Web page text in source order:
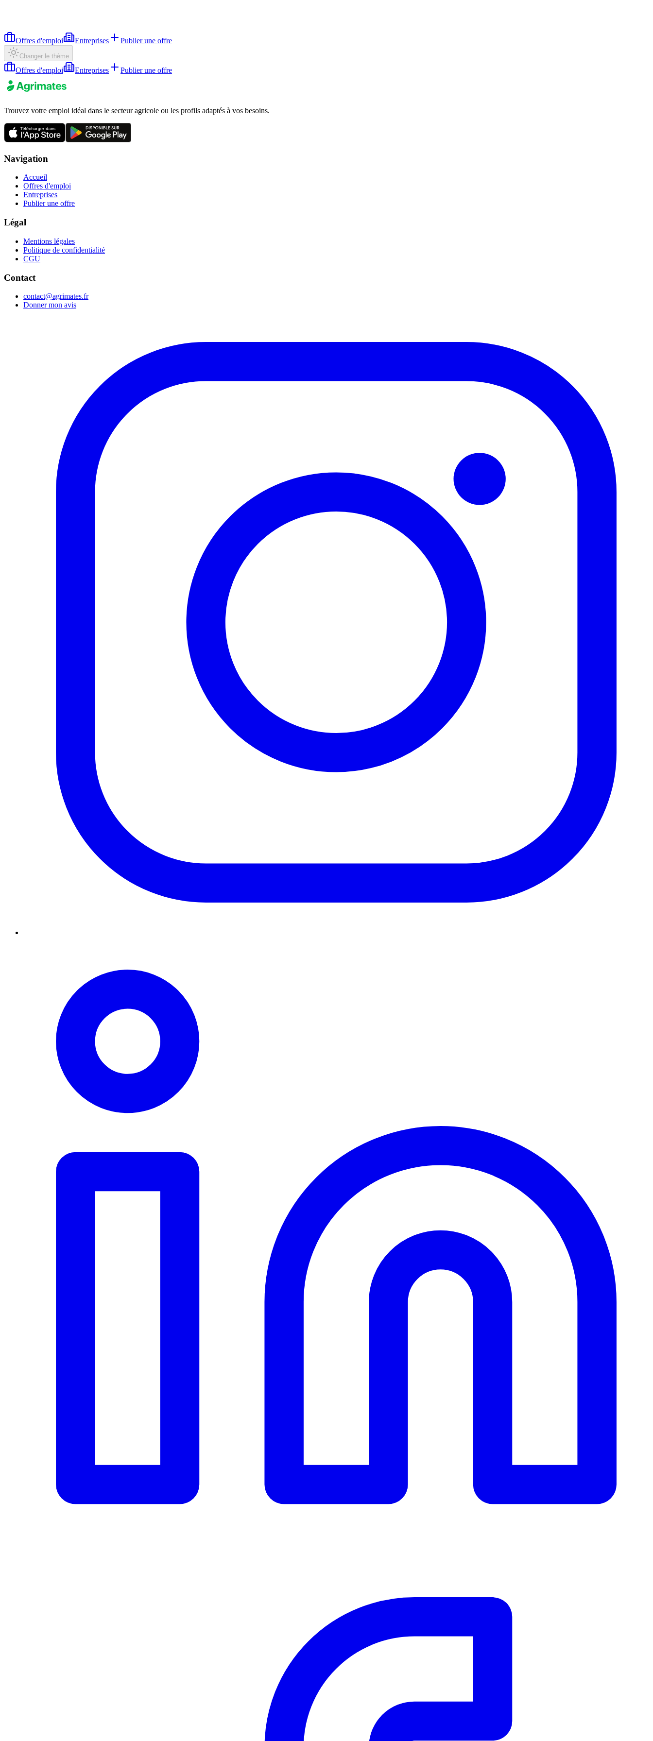
Offres d'emploi Entreprises Publier une offre
Changer le thème
Offres d'emploi Entreprises Publier une offre
Trouvez votre emploi idéal dans le secteur agricole ou les profils adaptés à vos besoins.
Navigation
Accueil
Offres d'emploi
Entreprises
Publier une offre
Légal
Mentions légales
Politique de confidentialité
CGU
Contact
contact@agrimates.fr
Donner mon avis